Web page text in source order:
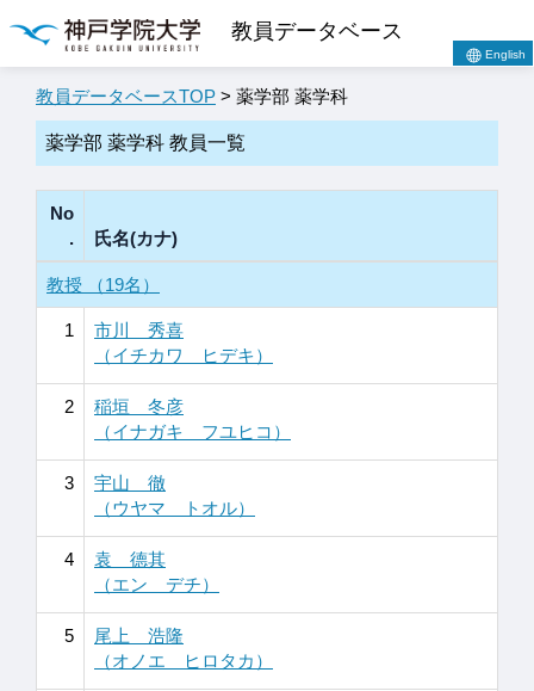
教員データベース
English
教員データベースTOP > 薬学部 薬学科
薬学部 薬学科 教員一覧
No
.
氏名(カナ)
教授 （19名）
1
市川 秀喜
（イチカワ ヒデキ）
2
稲垣 冬彦
（イナガキ フユヒコ）
3
宇山 徹
（ウヤマ トオル）
4
袁 德其
（エン デチ）
5
尾上 浩隆
（オノエ ヒロタカ）